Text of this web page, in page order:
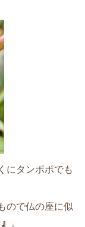
にタンポポでも
ので仏の座に似
。